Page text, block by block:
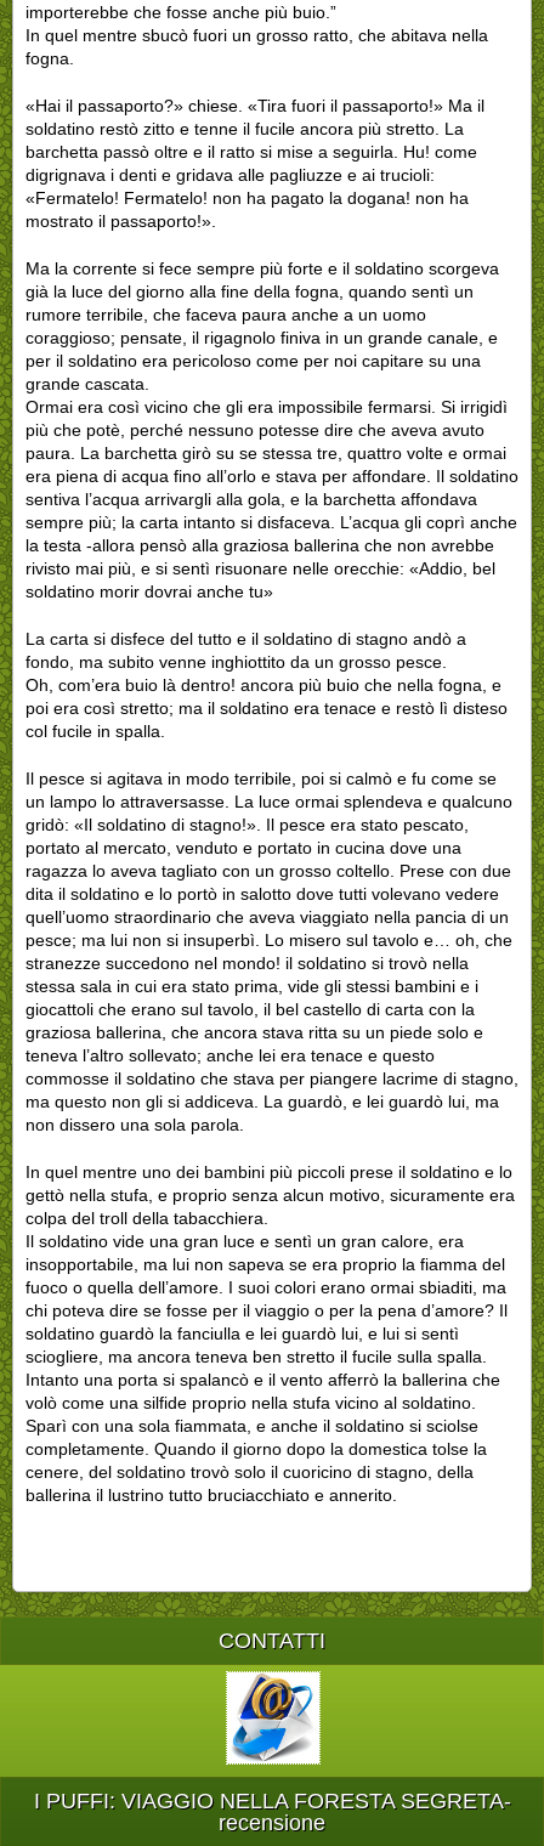
importerebbe che fosse anche più buio.”
In quel mentre sbucò fuori un grosso ratto, che abitava nella
fogna.
«Hai il passaporto?» chiese. «Tira fuori il passaporto!» Ma il
soldatino restò zitto e tenne il fucile ancora più stretto. La
barchetta passò oltre e il ratto si mise a seguirla. Hu! come
digrignava i denti e gridava alle pagliuzze e ai trucioli:
«Fermatelo! Fermatelo! non ha pagato la dogana! non ha
mostrato il passaporto!».
Ma la corrente si fece sempre più forte e il soldatino scorgeva
già la luce del giorno alla fine della fogna, quando sentì un
rumore terribile, che faceva paura anche a un uomo
coraggioso; pensate, il rigagnolo finiva in un grande canale, e
per il soldatino era pericoloso come per noi capitare su una
grande cascata.
Ormai era così vicino che gli era impossibile fermarsi. Si irrigidì
più che potè, perché nessuno potesse dire che aveva avuto
paura. La barchetta girò su se stessa tre, quattro volte e ormai
era piena di acqua fino all’orlo e stava per affondare. Il soldatino
sentiva l’acqua arrivargli alla gola, e la barchetta affondava
sempre più; la carta intanto si disfaceva. L’acqua gli coprì anche
la testa -allora pensò alla graziosa ballerina che non avrebbe
rivisto mai più, e si sentì risuonare nelle orecchie: «Addio, bel
soldatino morir dovrai anche tu»
La carta si disfece del tutto e il soldatino di stagno andò a
fondo, ma subito venne inghiottito da un grosso pesce.
Oh, com’era buio là dentro! ancora più buio che nella fogna, e
poi era così stretto; ma il soldatino era tenace e restò lì disteso
col fucile in spalla.
Il pesce si agitava in modo terribile, poi si calmò e fu come se
un lampo lo attraversasse. La luce ormai splendeva e qualcuno
gridò: «Il soldatino di stagno!». Il pesce era stato pescato,
portato al mercato, venduto e portato in cucina dove una
ragazza lo aveva tagliato con un grosso coltello. Prese con due
dita il soldatino e lo portò in salotto dove tutti volevano vedere
quell’uomo straordinario che aveva viaggiato nella pancia di un
pesce; ma lui non si insuperbì. Lo misero sul tavolo e… oh, che
stranezze succedono nel mondo! il soldatino si trovò nella
stessa sala in cui era stato prima, vide gli stessi bambini e i
giocattoli che erano sul tavolo, il bel castello di carta con la
graziosa ballerina, che ancora stava ritta su un piede solo e
teneva l’altro sollevato; anche lei era tenace e questo
commosse il soldatino che stava per piangere lacrime di stagno,
ma questo non gli si addiceva. La guardò, e lei guardò lui, ma
non dissero una sola parola.
In quel mentre uno dei bambini più piccoli prese il soldatino e lo
gettò nella stufa, e proprio senza alcun motivo, sicuramente era
colpa del troll della tabacchiera.
Il soldatino vide una gran luce e sentì un gran calore, era
insopportabile, ma lui non sapeva se era proprio la fiamma del
fuoco o quella dell’amore. I suoi colori erano ormai sbiaditi, ma
chi poteva dire se fosse per il viaggio o per la pena d’amore? Il
soldatino guardò la fanciulla e lei guardò lui, e lui si sentì
sciogliere, ma ancora teneva ben stretto il fucile sulla spalla.
Intanto una porta si spalancò e il vento afferrò la ballerina che
volò come una silfide proprio nella stufa vicino al soldatino.
Sparì con una sola fiammata, e anche il soldatino si sciolse
completamente. Quando il giorno dopo la domestica tolse la
cenere, del soldatino trovò solo il cuoricino di stagno, della
ballerina il lustrino tutto bruciacchiato e annerito.
CONTATTI
I PUFFI: VIAGGIO NELLA FORESTA SEGRETA-
recensione